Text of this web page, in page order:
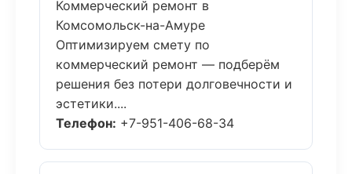
Коммерческий ремонт в
Комсомольск-на-Амуре
Оптимизируем смету по
коммерческий ремонт — подберём
решения без потери долговечности и
эстетики....
Телефон: +7-951-406-68-34